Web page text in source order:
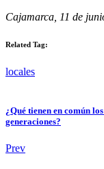
Cajamarca, 11 de
Related Tag:
locales
¿Qué tienen en común
generaciones?
Prev